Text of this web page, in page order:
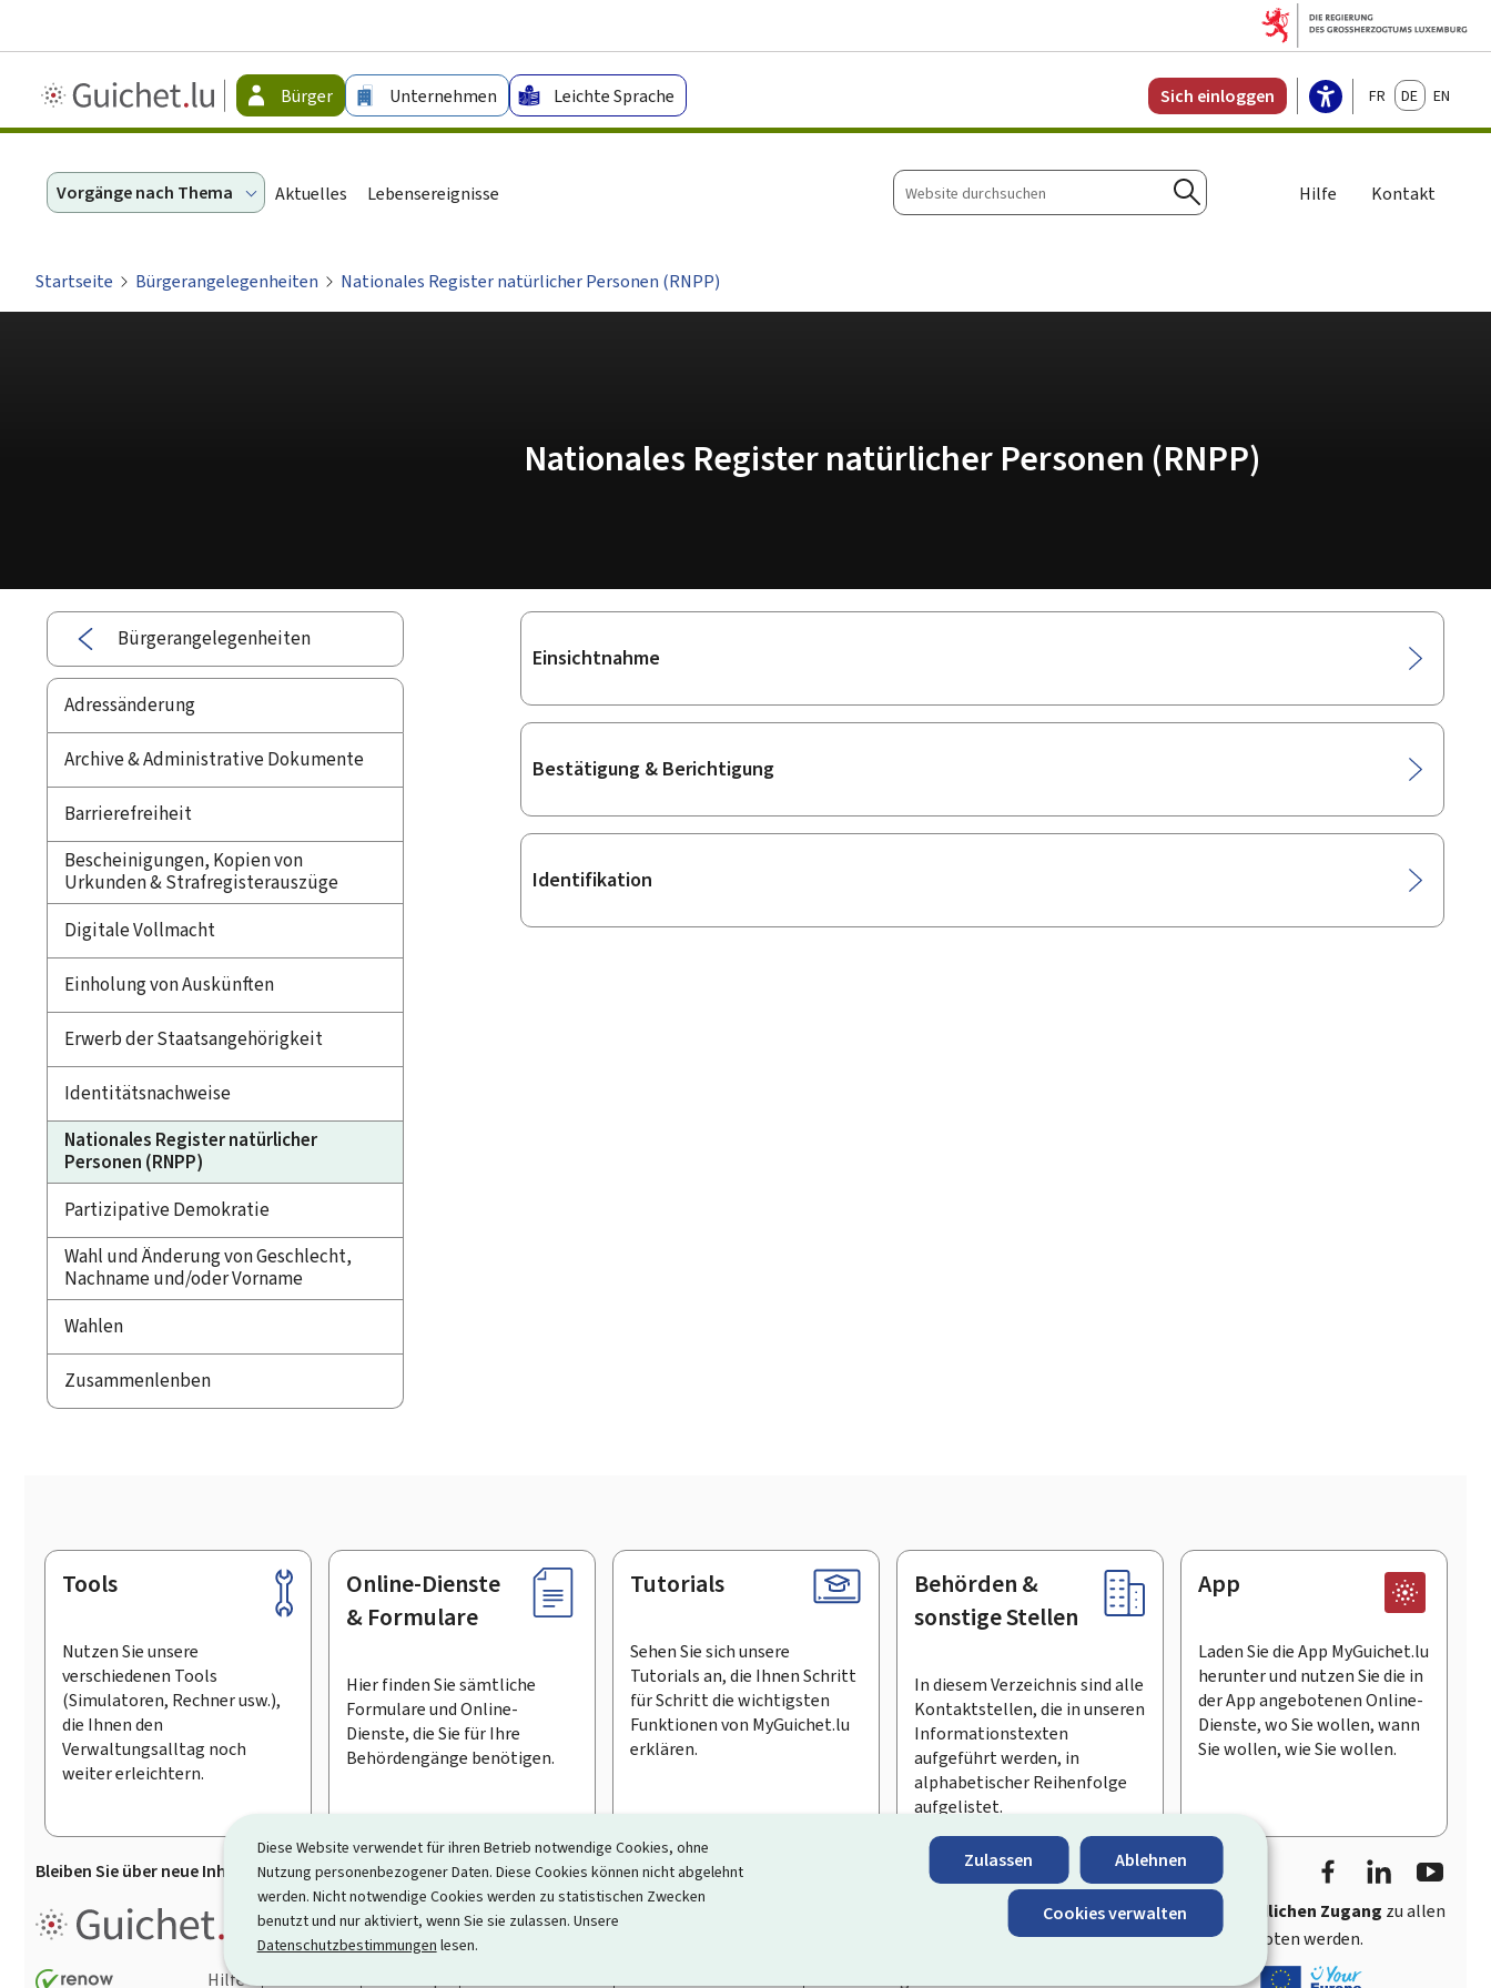
Diese Website verwendet für ihren Betrieb notwendige Cookies, ohne
Nutzung personenbezogener Daten. Diese Cookies können nicht abgelehnt
werden. Nicht notwendige Cookies werden zu statistischen Zwecken
benutzt und nur aktiviert, wenn Sie sie zulassen. Unsere
Datenschutzbestimmungen lesen.
Zulassen Ablehnen
Cookies verwalten
Guichet.lu
-
Bürger Unternehmen Leichte Sprache Sich einloggen FrançaisDeutschEnglish
Vorgänge nach Thema Aktuelles Lebensereignisse
Website
durchsuchen
Suchen
Hilfe Kontakt
Startseite Bürgerangelegenheiten Nationales Register natürlicher Personen (RNPP)
Nationales Register natürlicher Personen (RNPP)
Bürgerangelegenheiten
Adressänderung
Archive & Administrative Dokumente
Barrierefreiheit
Bescheinigungen, Kopien von
Urkunden & Strafregisterauszüge
Digitale Vollmacht
Einholung von Auskünften
Erwerb der Staatsangehörigkeit
Identitätsnachweise
Nationales Register natürlicher
Personen (RNPP)
Partizipative Demokratie
Wahl und Änderung von Geschlecht,
Nachname und/oder Vorname
Wahlen
Zusammenlenben
Unterrubriken
Einsichtnahme
Bestätigung & Berichtigung
Identifikation
Footer
Tools
Nutzen Sie unsere
verschiedenen Tools
(Simulatoren, Rechner usw.),
die Ihnen den
Verwaltungsalltag noch
weiter erleichtern.
Online-Dienste
& Formulare
Hier finden Sie sämtliche
Formulare und Online-
Dienste, die Sie für Ihre
Behördengänge benötigen.
Tutorials
Sehen Sie sich unsere
Tutorials an, die Ihnen Schritt
für Schritt die wichtigsten
Funktionen von MyGuichet.lu
erklären.
Behörden &
sonstige Stellen
In diesem Verzeichnis sind alle
Kontaktstellen, die in unseren
Informationstexten
aufgeführt werden, in
alphabetischer Reihenfolge
aufgelistet.
App
Laden Sie die App MyGuichet.lu
herunter und nutzen Sie die in
der App angebotenen Online-
Dienste, wo Sie wollen, wann
Sie wollen, wie Sie wollen.
Bleiben Sie über neue Inhalte auf Guichet.lu informiert Den Newsletter abonnieren
FacebookLinkedIn
Guichet.lu ist ein Informationsportal, das Ihre Interaktion mit dem Staat vereinfacht schnellen und benutzerfreundlichen Zugang zu allen
Informationen, Behördengängen und Dienstleistungen, die von den Behörden und sonstigen öffentlichen Stellen Luxemburgs angeboten werden.
Hilfe